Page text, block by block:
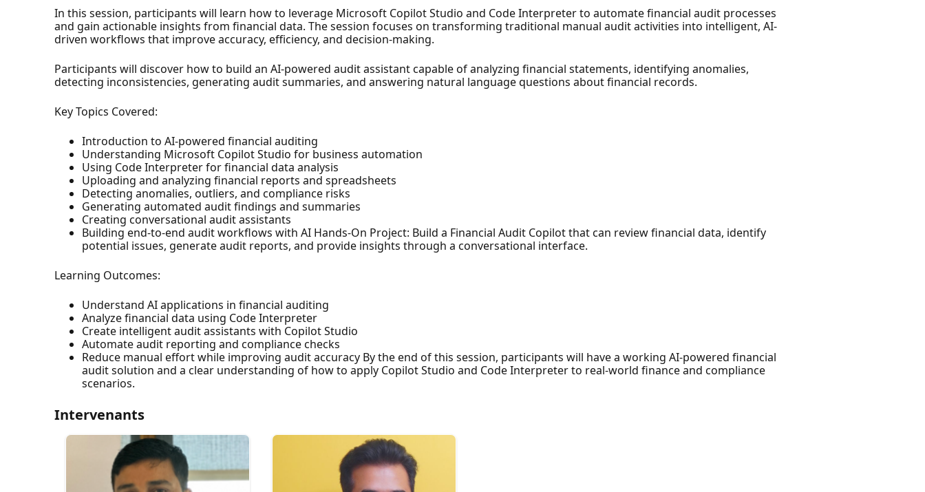
In this session, participants will learn how to leverage Microsoft Copilot Studio and Code Interpreter to automate financial audit processes
and gain actionable insights from financial data. The session focuses on transforming traditional manual audit activities into intelligent, AI-
driven workflows that improve accuracy, efficiency, and decision-making.
Participants will discover how to build an AI-powered audit assistant capable of analyzing financial statements, identifying anomalies,
detecting inconsistencies, generating audit summaries, and answering natural language questions about financial records.
Key Topics Covered:
Introduction to AI-powered financial auditing
Understanding Microsoft Copilot Studio for business automation
Using Code Interpreter for financial data analysis
Uploading and analyzing financial reports and spreadsheets
Detecting anomalies, outliers, and compliance risks
Generating automated audit findings and summaries
Creating conversational audit assistants
Building end-to-end audit workflows with AI Hands-On Project: Build a Financial Audit Copilot that can review financial data, identify
potential issues, generate audit reports, and provide insights through a conversational interface.
Learning Outcomes:
Understand AI applications in financial auditing
Analyze financial data using Code Interpreter
Create intelligent audit assistants with Copilot Studio
Automate audit reporting and compliance checks
Reduce manual effort while improving audit accuracy By the end of this session, participants will have a working AI-powered financial
audit solution and a clear understanding of how to apply Copilot Studio and Code Interpreter to real-world finance and compliance
scenarios.
Intervenants